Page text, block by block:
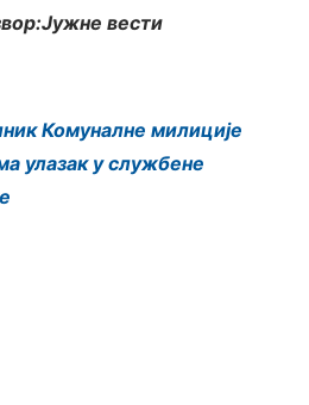
вести
Комуналне милиције
улазак у службене